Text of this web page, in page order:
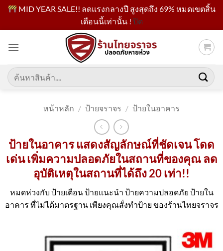
MID YEAR SALE!! ลดแรงกลางปี สูงสุดถึง 69% หมดเขตสิ้น
เดือนนี้เท่านั้น ! ปิด
เนื้อหา
ค้นหา:
หน้าหลัก / ป้ายจราจร / ป้ายในอาคาร
ป้ายในอาคาร แสดงสัญลักษณ์ที่ชัดเจน โดด
เด่น เพิ่มความปลอดภัยในสถานที่ของคุณ ลด
อุบัติเหตุในสถานที่ได้ถึง 20 เท่า!!
หมดห่วงกับ ป้ายเตือน ป้ายแนะนำ ป้ายความปลอดภัย ป้ายใน
อาคาร ที่ไม่ได้มาตรฐาน เพียงคุณสั่งทำป้าย ของร้านไทยจราจร